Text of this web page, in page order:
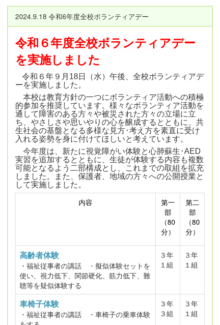
2024.9.18 令和6年度全校ボランティアデー
令和６年度全校ボランティアデー
を実施しました
令和６年９月18日（水）午後、全校ボランティアデ
ーを実施しました。
本校は教育方針の一つにボランティア活動への積極
的参加を推奨しています。様々なボランティア活動を
通して障害のある方々や被災された方々の立場に立
ち、やさしさや思いやりの心を醸成するとともに、共
生社会の基盤となる多様な見方･考え方を素直に受け
入れる姿勢を身に付けてほしいと考えています。
今年度は、新たに視覚障がい体験と心肺蘇生･AED
実習を追加するとともに、生徒が体験する内容も複数
可能となるよう二部構成とし、これまでの取組を拡充
しました。また、保護者、地域の方々への公開授業と
して実施しました。
内容
第一
部
（80
分）
第二
部
（80
分）
高齢者体験
・福祉従事者の講話 ・擬似体験セットを
使い、視力低下、関節硬化、筋力低下、難
聴等を疑似体験する
３年
１組
３年
１組
車椅子体験
・福祉従事者の講話 ・車椅子の乗車体験
３年
３組
３年
１組